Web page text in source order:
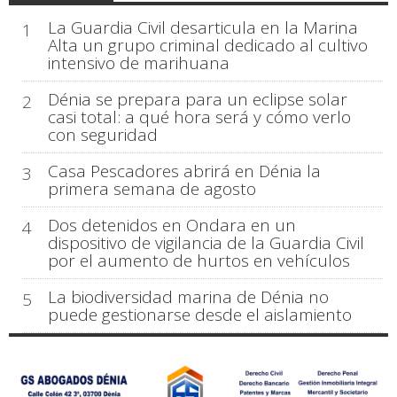
1 La Guardia Civil desarticula en la Marina
Alta un grupo criminal dedicado al cultivo
intensivo de marihuana
2
Dénia se prepara para un eclipse solar
casi total: a qué hora será y cómo verlo
con seguridad
3
Casa Pescadores abrirá en Dénia la
primera semana de agosto
4
Dos detenidos en Ondara en un
dispositivo de vigilancia de la Guardia Civil
por el aumento de hurtos en vehículos
5
La biodiversidad marina de Dénia no
puede gestionarse desde el aislamiento